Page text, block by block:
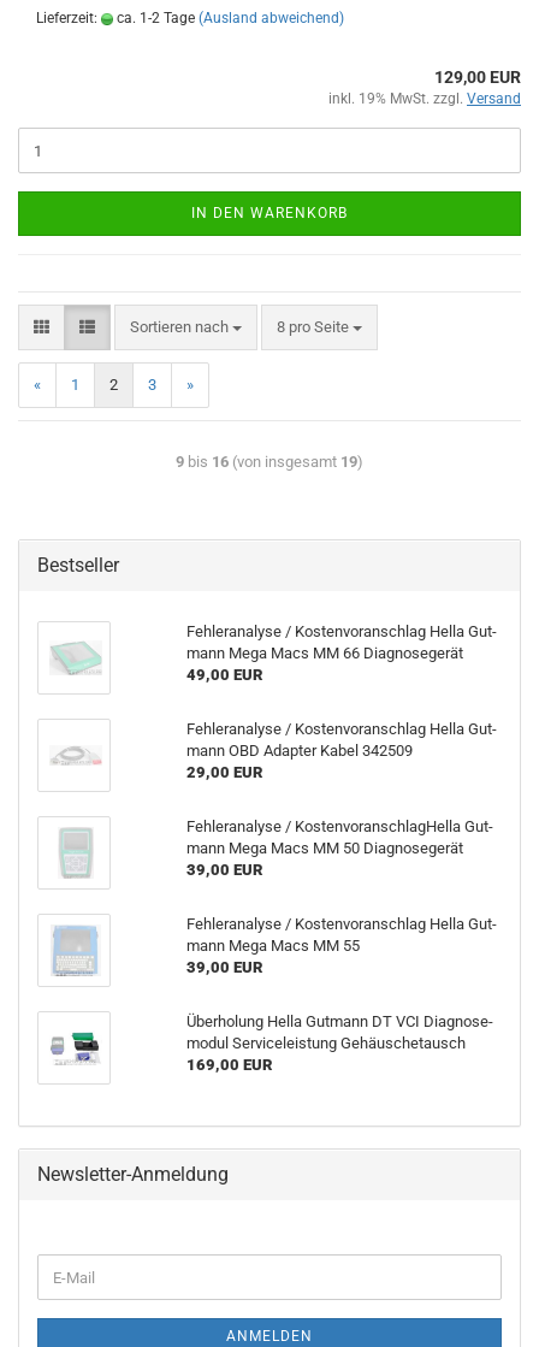
Lieferzeit: ca. 1-2 Tage (Ausland abweichend)
129,00 EUR
inkl. 19% MwSt. zzgl. Versand
IN DEN WARENKORB
Sortieren nach 8 pro Seite
« 1 2 3 »
9 bis 16 (von insgesamt 19)
Bestseller
Feh­ler­ana­ly­se / Kos­ten­vor­anschlag Hella Gut­
mann Mega Macs MM 66 Dia­gno­se­ge­rät
49,00 EUR
Feh­ler­ana­ly­se / Kos­ten­vor­anschlag Hella Gut­
mann OBD Ad­ap­ter Kabel 342509
29,00 EUR
Feh­ler­ana­ly­se / Kos­ten­vor­anschlag­Hel­la Gut­
mann Mega Macs MM 50 Dia­gno­se­ge­rät
39,00 EUR
Feh­ler­ana­ly­se / Kos­ten­vor­anschlag Hella Gut­
mann Mega Macs MM 55
39,00 EUR
Über­ho­lung Hella Gut­mann DT VCI Dia­gno­se­
mo­dul Ser­vice­leis­tung Ge­häusche­tausch
169,00 EUR
Newsletter-Anmeldung
ANMELDEN